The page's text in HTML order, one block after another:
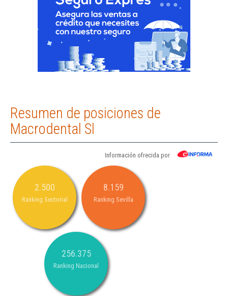
Resumen de posiciones de
Macrodental Sl
Información ofrecida por
2.500
Ranking Sectorial
8.159
Ranking Sevilla
256.375
Ranking Nacional